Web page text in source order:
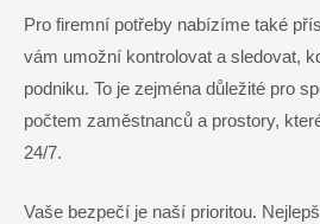
Pro firemní potřeby nabízíme také
vám umožní kontrolovat a sledovat,
podniku. To je zejména důležité pro
počtem zaměstnanců a prostory,
24/7.
Vaše bezpečí je naší prioritou.